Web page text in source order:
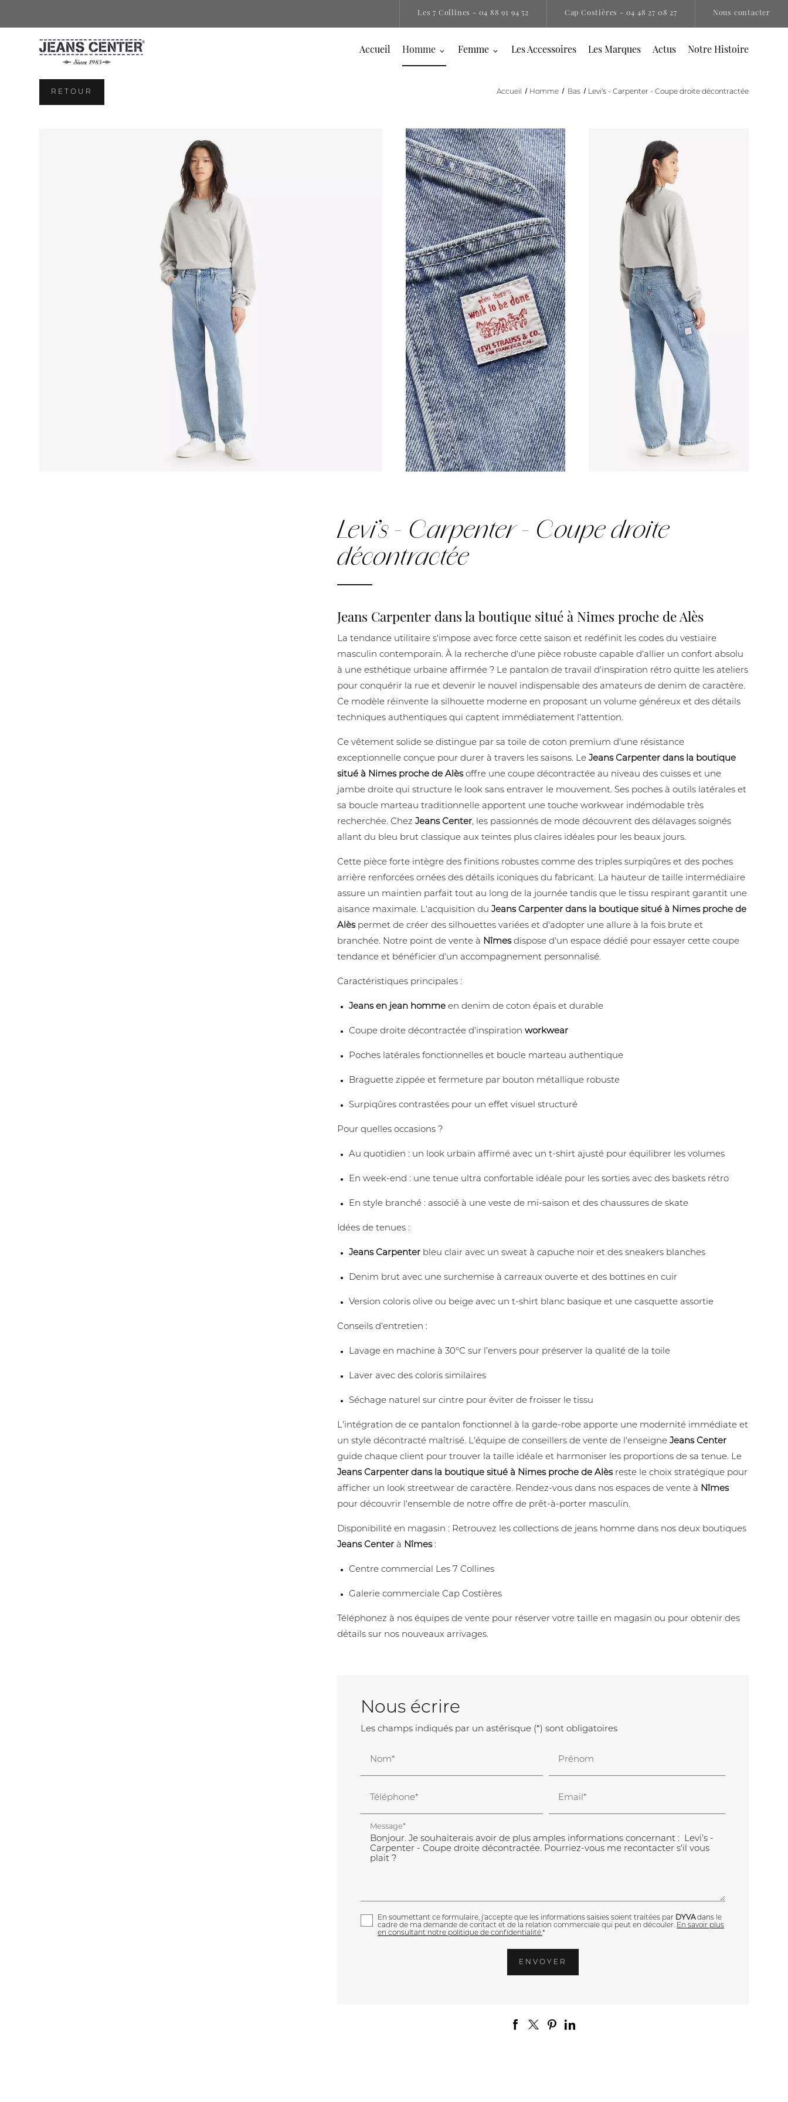
Les 7 Collines - 04 88 91 94 52 Cap Costières - 04 48 27 08 27 Nous contacter
Accueil Homme Femme Les Accessoires Les Marques Actus Notre Histoire
Accueil Homme Bas Levi’s - Carpenter - Coupe droite décontractée
RETOUR
Levi’s - Carpenter - Coupe droite
décontractée
Jeans Carpenter dans la boutique situé à Nimes proche de Alès
La tendance utilitaire s'impose avec force cette saison et redéfinit les codes du vestiaire
masculin contemporain. À la recherche d'une pièce robuste capable d'allier un confort absolu
à une esthétique urbaine affirmée ? Le pantalon de travail d'inspiration rétro quitte les ateliers
pour conquérir la rue et devenir le nouvel indispensable des amateurs de denim de caractère.
Ce modèle réinvente la silhouette moderne en proposant un volume généreux et des détails
techniques authentiques qui captent immédiatement l'attention.
Ce vêtement solide se distingue par sa toile de coton premium d'une résistance
exceptionnelle conçue pour durer à travers les saisons. LeJeans Carpenter dans la boutique
situé à Nimes proche de Alèsoffre une coupe décontractée au niveau des cuisses et une
jambe droite qui structure le look sans entraver le mouvement. Ses poches à outils latérales et
sa boucle marteau traditionnelle apportent une touche workwear indémodable très
recherchée. ChezJeans Center, les passionnés de mode découvrent des délavages soignés
allant du bleu brut classique aux teintes plus claires idéales pour les beaux jours.
Cette pièce forte intègre des finitions robustes comme des triples surpiqûres et des poches
arrière renforcées ornées des détails iconiques du fabricant. La hauteur de taille intermédiaire
assure un maintien parfait tout au long de la journée tandis que le tissu respirant garantit une
aisance maximale. L'acquisition duJeans Carpenter dans la boutique situé à Nimes proche de
Alèspermet de créer des silhouettes variées et d'adopter une allure à la fois brute et
branchée. Notre point de vente à Nîmesdispose d'un espace dédié pour essayer cette coupe
tendance et bénéficier d'un accompagnement personnalisé.
Caractéristiques principales :
Jeans en jean homme en denim de coton épais et durable
Coupe droite décontractée d'inspirationworkwear
Poches latérales fonctionnelles et boucle marteau authentique
Braguette zippée et fermeture par bouton métallique robuste
Surpiqûres contrastées pour un effet visuel structuré
Pour quelles occasions ?
Au quotidien : un look urbain affirmé avec un t-shirt ajusté pour équilibrer les volumes
En week-end : une tenue ultra confortable idéale pour les sorties avec des baskets rétro
En style branché : associé à une veste de mi-saison et des chaussures de skate
Idées de tenues :
Jeans Carpenter bleu clair avec un sweat à capuche noir et des sneakers blanches
Denim brut avec une surchemise à carreaux ouverte et des bottines en cuir
Version coloris olive ou beige avec un t-shirt blanc basique et une casquette assortie
Conseils d’entretien :
Lavage en machine à 30°C sur l’envers pour préserver la qualité de la toile
Laver avec des coloris similaires
Séchage naturel sur cintre pour éviter de froisser le tissu
L'intégration de ce pantalon fonctionnel à la garde-robe apporte une modernité immédiate et
un style décontracté maîtrisé. L'équipe de conseillers de vente de l'enseigneJeans Center
guide chaque client pour trouver la taille idéale et harmoniser les proportions de sa tenue. Le
Jeans Carpenter dans la boutique situé à Nimes proche de Alèsreste le choix stratégique pour
afficher un look streetwear de caractère. Rendez-vous dans nos espaces de vente à Nîmes
pour découvrir l'ensemble de notre offre de prêt-à-porter masculin.
Disponibilité en magasin : Retrouvez les collections de jeans homme dans nos deux boutiques
Jeans Center à Nîmes:
Centre commercial Les 7 Collines
Galerie commerciale Cap Costières
Téléphonez à nos équipes de vente pour réserver votre taille en magasin ou pour obtenir des
détails sur nos nouveaux arrivages.
Nous écrire
Les champs indiqués par un astérisque (*) sont obligatoires
Nom* Prénom
Téléphone* Email*
Message*
En soumettant ce formulaire, j'accepte que les informations saisies soient traitées par DYVAdans le
cadre de ma demande de contact et de la relation commerciale qui peut en découler. En savoir plus
en consultant notre politique de confidentialité.*